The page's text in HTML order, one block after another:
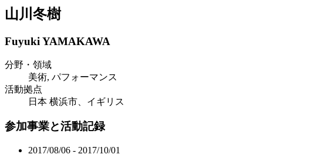
山川冬樹
Fuyuki YAMAKAWA
分野・領域
美術, パフォーマンス
活動拠点
日本 横浜市、イギリス
参加事業と活動記録
2017/08/06 - 2017/10/01